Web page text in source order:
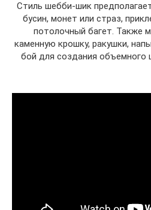
Стиль шебби-шик
бусин, монет или страз,
потолочный багет. Также
каменную крошку, ракушки,
бой для создания объемного